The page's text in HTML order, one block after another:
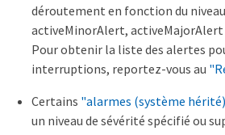
déroutement en fonction du
activeMinorAlert,
Pour obtenir la liste des alertes
interruptions, reportez-vous au
Certains "alarmes (système
un niveau de sévérité spécifié ou